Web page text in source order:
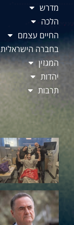
מדרש
הלכה
החיים עצמם
בחברה הישראלית
המגזין
יהדות
תרבות